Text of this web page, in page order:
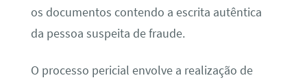
os documentos contendo a escrita autêntica
da pessoa suspeita de fraude.
O processo pericial envolve a realização de